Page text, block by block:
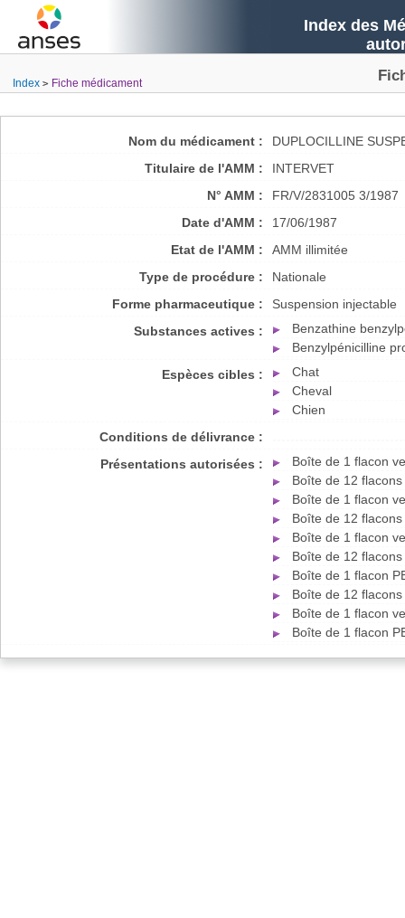
Index des
Index Fiche médicament
Nom du médicament :
DUPLOCILLINE
Titulaire de l'AMM :
INTERVET
N° AMM :
FR/V/2831005 3/1987
Date d'AMM :
17/06/1987
Etat de l'AMM :
AMM illimitée
Type de procédure :
Nationale
Forme pharmaceutique :
Suspension injectable
Substances actives :
Benzathine
Benzylpénicilline
Espèces cibles :
Chat
Cheval
Chien
Conditions de délivrance :
Présentations autorisées :
Boîte de 1 flacon
Boîte de 12
Boîte de 1 flacon
Boîte de 12
Boîte de 1 flacon
Boîte de 12
Boîte de 1 flacon
Boîte de 12
Boîte de 1 flacon
Boîte de 1 flacon